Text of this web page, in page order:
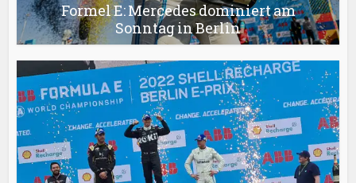
Formel E: Mercedes dominiert am
Sonntag in Berlin